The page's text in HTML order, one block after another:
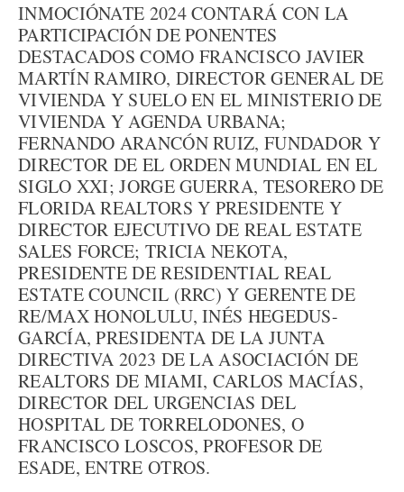
INMOCIÓNATE 2024 CONTARÁ CON LA
PARTICIPACIÓN DE PONENTES
DESTACADOS COMO FRANCISCO JAVIER
MARTÍN RAMIRO, DIRECTOR GENERAL DE
VIVIENDA Y SUELO EN EL MINISTERIO DE
VIVIENDA Y AGENDA URBANA;
FERNANDO ARANCÓN RUIZ, FUNDADOR Y
DIRECTOR DE EL ORDEN MUNDIAL EN EL
SIGLO XXI; JORGE GUERRA, TESORERO DE
FLORIDA REALTORS Y PRESIDENTE Y
DIRECTOR EJECUTIVO DE REAL ESTATE
SALES FORCE; TRICIA NEKOTA,
PRESIDENTE DE RESIDENTIAL REAL
ESTATE COUNCIL (RRC) Y GERENTE DE
RE/MAX HONOLULU, INÉS HEGEDUS-
GARCÍA, PRESIDENTA DE LA JUNTA
DIRECTIVA 2023 DE LA ASOCIACIÓN DE
REALTORS DE MIAMI, CARLOS MACÍAS,
DIRECTOR DEL URGENCIAS DEL
HOSPITAL DE TORRELODONES, O
FRANCISCO LOSCOS, PROFESOR DE
ESADE, ENTRE OTROS.